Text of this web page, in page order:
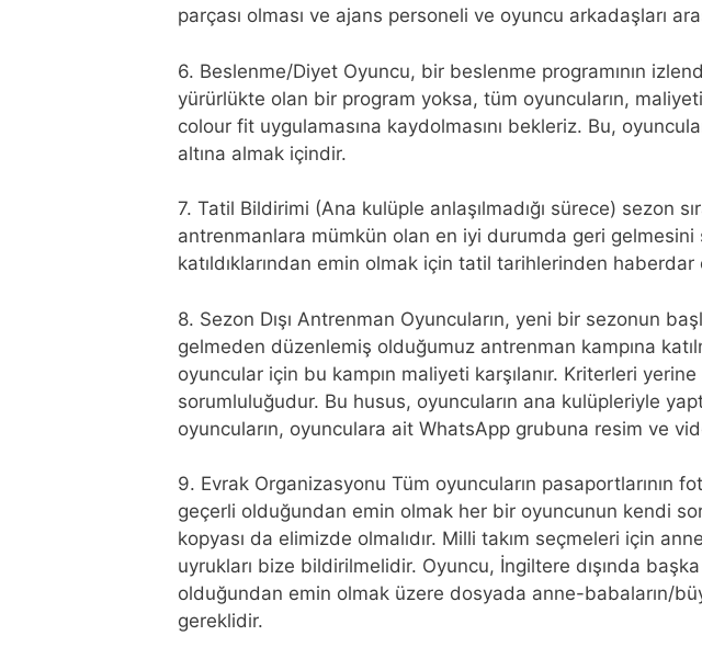
parçası olması ve ajans personeli ve oyuncu arkadaşları
6. Beslenme/Diyet Oyuncu, bir beslenme programının
yürürlükte olan bir program yoksa, tüm oyuncuların,
colour fit uygulamasına kaydolmasını bekleriz. Bu,
altına almak içindir.
7. Tatil Bildirimi (Ana kulüple anlaşılmadığı sürece) sezon
antrenmanlara mümkün olan en iyi durumda geri
katıldıklarından emin olmak için tatil tarihlerinden
8. Sezon Dışı Antrenman Oyuncuların, yeni bir sezonun
gelmeden düzenlemiş olduğumuz antrenman kampına
oyuncular için bu kampın maliyeti karşılanır. Kriterleri
sorumluluğudur. Bu husus, oyuncuların ana kulüpleriyle
oyuncuların, oyunculara ait WhatsApp grubuna resim ve
9. Evrak Organizasyonu Tüm oyuncuların pasaportlarının
geçerli olduğundan emin olmak her bir oyuncunun kendi
kopyası da elimizde olmalıdır. Milli takım seçmeleri için
uyrukları bize bildirilmelidir. Oyuncu, İngiltere dışında
olduğundan emin olmak üzere dosyada anne-babaların/
gereklidir.